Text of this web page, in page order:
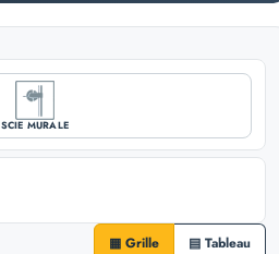
SCIE MURALE
▦ Grille ▤ Tableau